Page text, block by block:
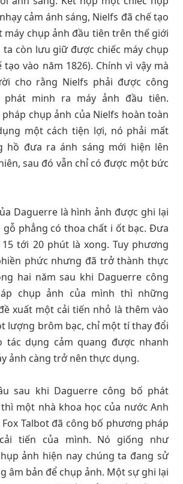
cảm ánh sáng, Nielfs đã chế tạo
máy chụp ảnh đầu tiên trên thế giới
còn lưu giữ được chiếc máy chụp
vào năm 1826). Chính vì vậy mà
cho rằng Nielfs phải được công
phát minh ra máy ảnh đầu tiên.
chụp ảnh của Nielfs hoàn toàn
một cách tiện lợi, nó phải mất
hồ đưa ra ánh sáng mới hiện lên
sau đó vẫn chỉ có được một bức
Daguerre là hình ảnh được ghi lại
phẳng có thoa chất i ốt bạc. Đưa
tới 20 phút là xong. Tuy phương
phức nhưng đã trở thành thực
hai năm sau khi Daguerre công
chụp ảnh của mình thì những
xuất một cải tiến nhỏ là thêm vào
lượng brôm bạc, chỉ một tí thay đổi
tác dụng cảm quang được nhanh
ảnh càng trở nên thực dụng.
sau khi Daguerre công bố phát
một nhà khoa học của nước Anh
Talbot đã công bố phương pháp
tiến của mình. Nó giống như
ảnh hiện nay chúng ta đang sử
âm bản để chụp ảnh. Một sự ghi lại